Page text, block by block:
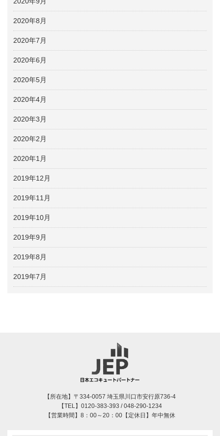
2020年8月
2020年7月
2020年6月
2020年5月
2020年4月
2020年3月
2020年2月
2020年1月
2019年12月
2019年11月
2019年10月
2019年9月
2019年8月
2019年7月
【所在地】〒334-0057 埼玉県川口市安行原736-4
【TEL】0120-383-393 / 048-290-1234
【営業時間】8：00～20：00【定休日】年中無休